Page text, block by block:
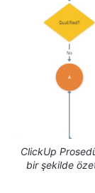
ClickUp
bir şekilde